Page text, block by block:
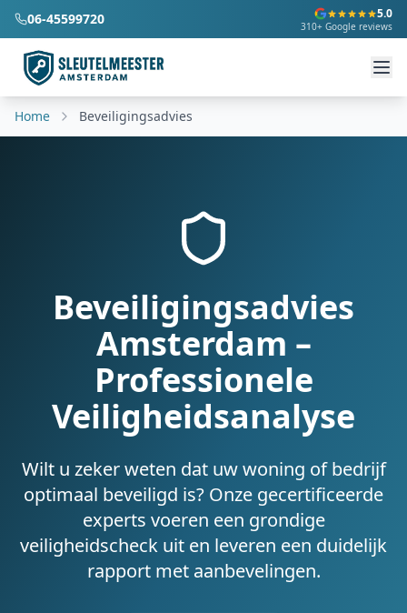
06-45599720 5.0
310+ Google reviews
Home Beveiligingsadvies
Beveiligingsadvies
Amsterdam –
Professionele
Veiligheidsanalyse
Wilt u zeker weten dat uw woning of bedrijf
optimaal beveiligd is? Onze gecertificeerde
experts voeren een grondige
veiligheidscheck uit en leveren een duidelijk
rapport met aanbevelingen.